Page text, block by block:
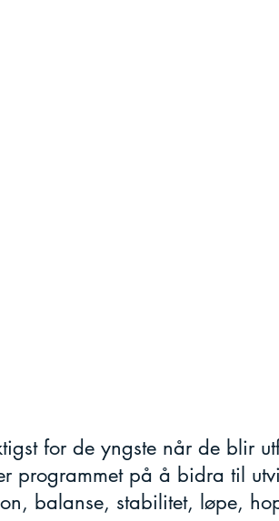
for de yngste når de blir
programmet på å bidra til
balanse, stabilitet, løpe,